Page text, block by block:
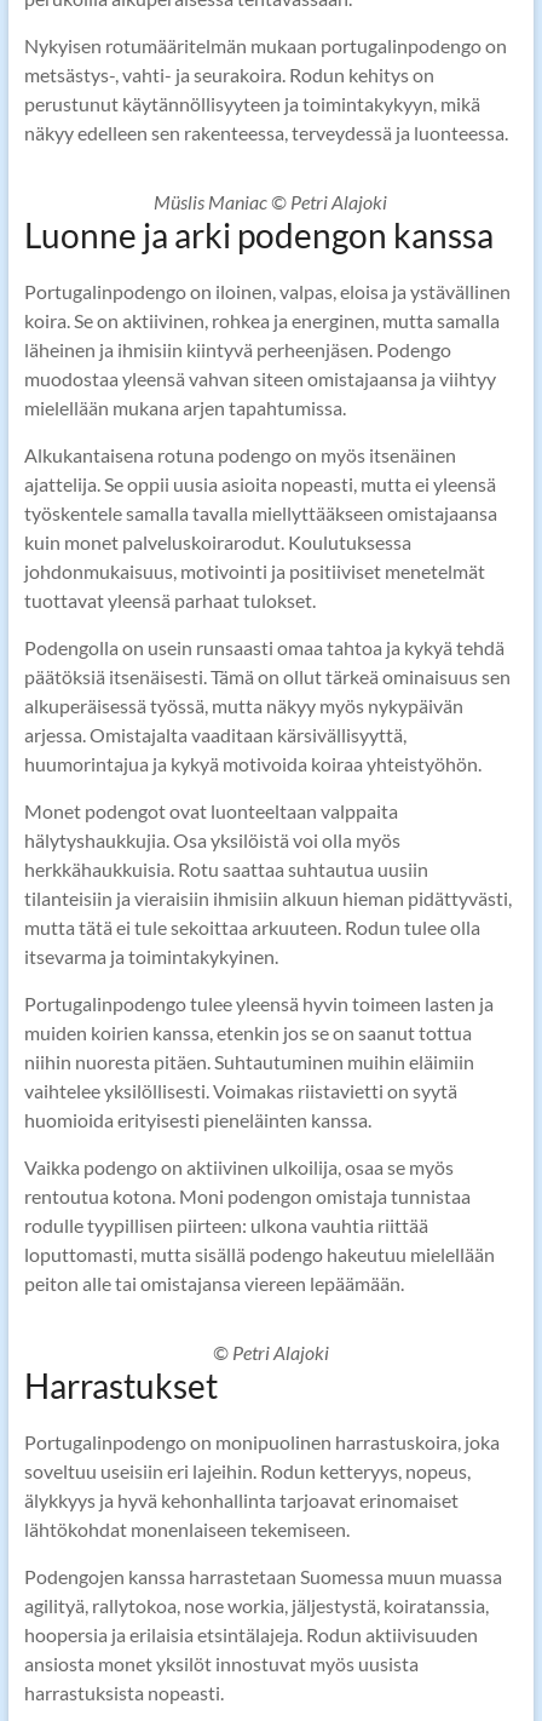
Nykyisen rotumääritelmän mukaan portugalinpodengo on
metsästys-, vahti- ja seurakoira. Rodun kehitys on
perustunut käytännöllisyyteen ja toimintakykyyn, mikä
näkyy edelleen sen rakenteessa, terveydessä ja luonteessa.
Müslis Maniac © Petri Alajoki
Luonne ja arki podengon kanssa
Portugalinpodengo on iloinen, valpas, eloisa ja ystävällinen
koira. Se on aktiivinen, rohkea ja energinen, mutta samalla
läheinen ja ihmisiin kiintyvä perheenjäsen. Podengo
muodostaa yleensä vahvan siteen omistajaansa ja viihtyy
mielellään mukana arjen tapahtumissa.
Alkukantaisena rotuna podengo on myös itsenäinen
ajattelija. Se oppii uusia asioita nopeasti, mutta ei yleensä
työskentele samalla tavalla miellyttääkseen omistajaansa
kuin monet palveluskoirarodut. Koulutuksessa
johdonmukaisuus, motivointi ja positiiviset menetelmät
tuottavat yleensä parhaat tulokset.
Podengolla on usein runsaasti omaa tahtoa ja kykyä tehdä
päätöksiä itsenäisesti. Tämä on ollut tärkeä ominaisuus sen
alkuperäisessä työssä, mutta näkyy myös nykypäivän
arjessa. Omistajalta vaaditaan kärsivällisyyttä,
huumorintajua ja kykyä motivoida koiraa yhteistyöhön.
Monet podengot ovat luonteeltaan valppaita
hälytyshaukkujia. Osa yksilöistä voi olla myös
herkkähaukkuisia. Rotu saattaa suhtautua uusiin
tilanteisiin ja vieraisiin ihmisiin alkuun hieman pidättyvästi,
mutta tätä ei tule sekoittaa arkuuteen. Rodun tulee olla
itsevarma ja toimintakykyinen.
Portugalinpodengo tulee yleensä hyvin toimeen lasten ja
muiden koirien kanssa, etenkin jos se on saanut tottua
niihin nuoresta pitäen. Suhtautuminen muihin eläimiin
vaihtelee yksilöllisesti. Voimakas riistavietti on syytä
huomioida erityisesti pieneläinten kanssa.
Vaikka podengo on aktiivinen ulkoilija, osaa se myös
rentoutua kotona. Moni podengon omistaja tunnistaa
rodulle tyypillisen piirteen: ulkona vauhtia riittää
loputtomasti, mutta sisällä podengo hakeutuu mielellään
peiton alle tai omistajansa viereen lepäämään.
© Petri Alajoki
Harrastukset
Portugalinpodengo on monipuolinen harrastuskoira, joka
soveltuu useisiin eri lajeihin. Rodun ketteryys, nopeus,
älykkyys ja hyvä kehonhallinta tarjoavat erinomaiset
lähtökohdat monenlaiseen tekemiseen.
Podengojen kanssa harrastetaan Suomessa muun muassa
agilityä, rallytokoa, nose workia, jäljestystä, koiratanssia,
hoopersia ja erilaisia etsintälajeja. Rodun aktiivisuuden
ansiosta monet yksilöt innostuvat myös uusista
harrastuksista nopeasti.